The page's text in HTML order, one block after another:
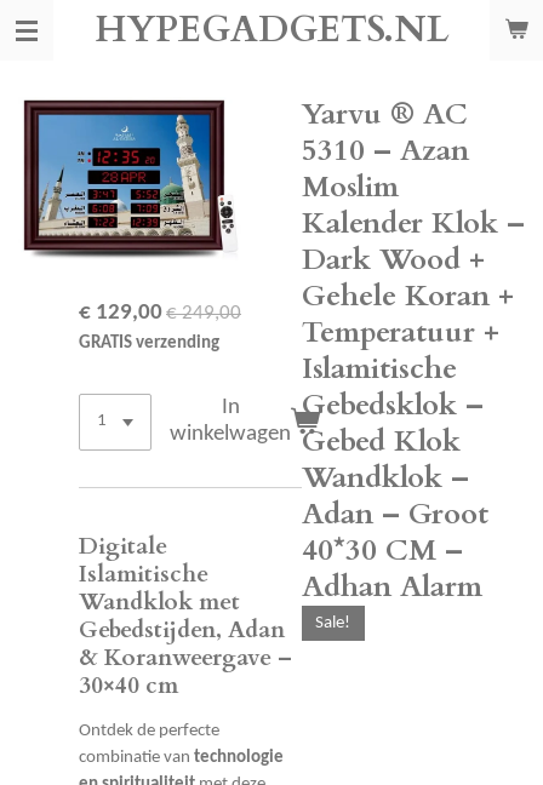
Ga
de
hoofdinhoud
HYPEGADGETS.NL
Yarvu ® AC
5310 – Azan
Moslim
Kalender Klok –
Dark Wood +
Gehele Koran +
Temperatuur +
Islamitische
Gebedsklok –
Gebed Klok
Wandklok –
Adan – Groot
40*30 CM –
Adhan Alarm
Sale!
€ 129,00€ 249,00
GRATIS verzending
In
winkelwagen
Digitale
Islamitische
Wandklok met
Gebedstijden, Adan
& Koranweergave –
30×40 cm
Ontdek de perfecte
combinatie van technologie